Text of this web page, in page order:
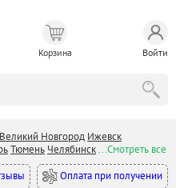
Корзина Войти
Великий Новгород Ижевск
Тюмень Челябинск...Смотреть все
Оплата при получении